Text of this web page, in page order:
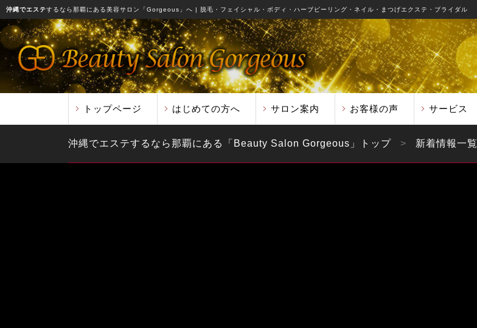
沖縄でエステするなら那覇にある美容サロン「Gorgeous」へ | 脱毛・フェイシャル・ボディ・ハーブピーリング・ネイル・まつげエクステ・ブライダル
トップページ はじめての方へ サロン案内 お客様の声 サービス
沖縄でエステするなら那覇にある「Beauty Salon Gorgeous」 トップ 新着情報一覧